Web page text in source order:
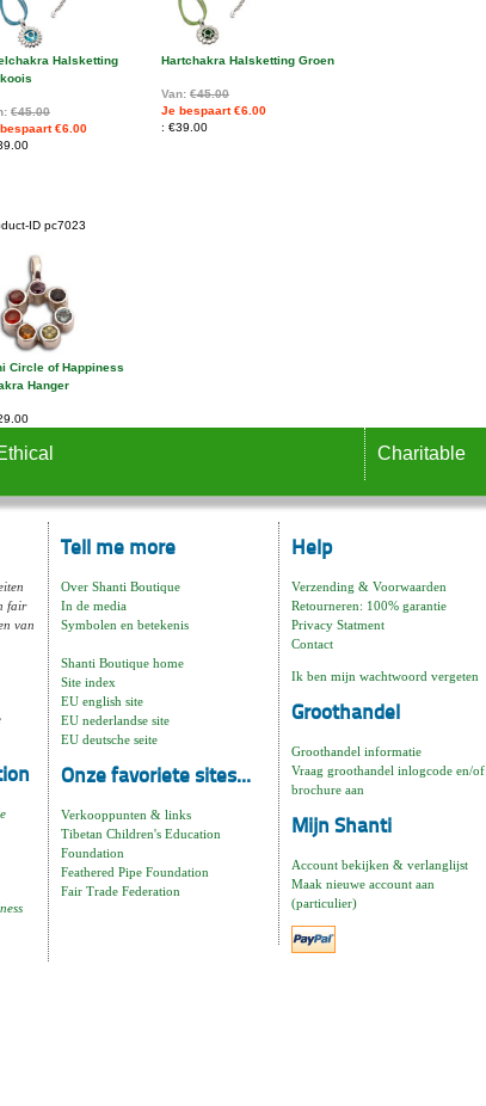
Halsketting
€45.00
€6.00
Hartchakra Halsketting Groen
Van: €45.00
Je bespaart €6.00
€39.00
ID pc7023
Circle of Happiness
Hanger
Charitable
fair
van
Tell me more
Over Shanti Boutique
In de media
Symbolen en betekenis
Shanti Boutique home
Site index
EU english site
EU nederlandse site
EU deutsche seite
Onze favoriete sites...
Verkooppunten & links
Tibetan Children's Education
Foundation
Feathered Pipe Foundation
Fair Trade Federation
Help
Verzending & Voorwaarden
Retourneren: 100% garantie
Privacy Statment
Contact
Ik ben mijn wachtwoord vergeten
Groothandel
Groothandel informatie
Vraag groothandel inlogcode en/of
brochure aan
Mijn Shanti
Account bekijken & verlanglijst
Maak nieuwe account aan
(particulier)